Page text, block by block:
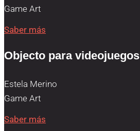
Game Art
Saber más
Objecto para videojuegos
Estela Merino
Game Art
Saber más